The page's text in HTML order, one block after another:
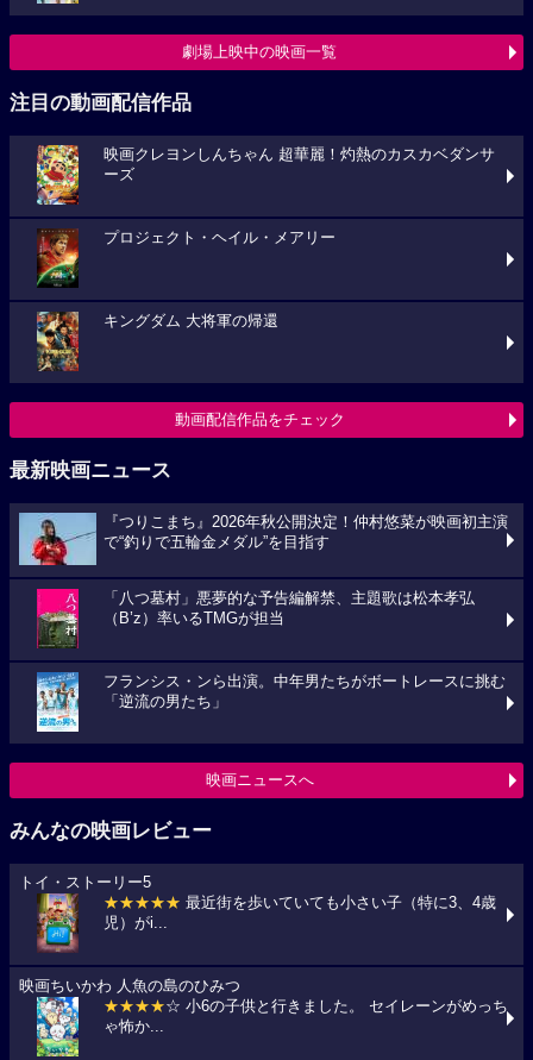
劇場上映中の映画一覧
注目の動画配信作品
映画クレヨンしんちゃん 超華麗！灼熱のカスカベダンサ
ーズ
プロジェクト・ヘイル・メアリー
キングダム 大将軍の帰還
動画配信作品をチェック
最新映画ニュース
『つりこまち』2026年秋公開決定！仲村悠菜が映画初主演
で“釣りで五輪金メダル”を目指す
「八つ墓村」悪夢的な予告編解禁、主題歌は松本孝弘
（B’z）率いるTMGが担当
フランシス・ンら出演。中年男たちがボートレースに挑む
「逆流の男たち」
映画ニュースへ
みんなの映画レビュー
トイ・ストーリー5
★★★★★ 最近街を歩いていても小さい子（特に3、4歳
児）がi...
映画ちいかわ 人魚の島のひみつ
★★★★☆ 小6の子供と行きました。 セイレーンがめっち
ゃ怖か...